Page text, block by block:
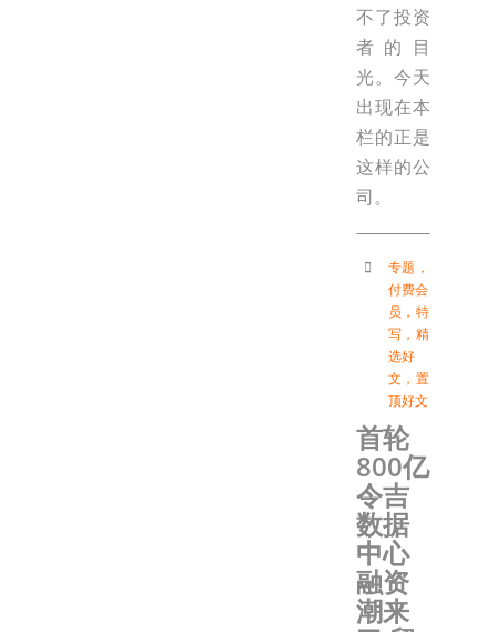
不了投资
者的目
光。今天
出现在本
栏的正是
这样的公
司。
专题 ，
付费会
员 ， 特
写 ， 精
选好
文 ， 置
顶好文
首轮
800亿
令吉
数据
中心
融资
潮来